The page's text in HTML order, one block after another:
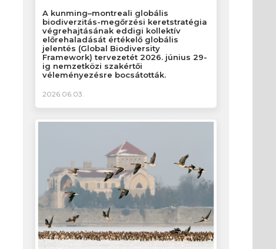
A kunming–montreali globális
biodiverzitás-megőrzési keretstratégia
végrehajtásának eddigi kollektív
előrehaladását értékelő globális
jelentés (Global Biodiversity
Framework) tervezetét 2026. június 29-
ig nemzetközi szakértői
véleményezésre bocsátották.
2026.06.03.